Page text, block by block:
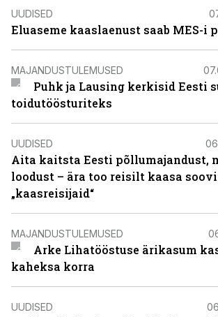
UUDISED
Eluaseme kaaslaenust saab MES-i
MAJANDUSTULEMUSED
Puhk ja Lausing kerkisid Eesti
toidutöösturiteks
UUDISED
Aita kaitsta Eesti põllumajandust,
loodust – ära too reisilt kaasa
„kaasreisijaid“
MAJANDUSTULEMUSED
Arke Lihatööstuse ärikasum
kaheksa korra
UUDISED